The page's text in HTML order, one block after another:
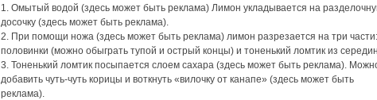
1. Омытый водой (здесь может быть реклама) Лимон укладывается на
досочку (здесь может быть реклама).
2. При помощи ножа (здесь может быть реклама) лимон разрезается на три
половинки (можно обыграть тупой и острый концы) и тоненький ломтик из
3. Тоненький ломтик посыпается слоем сахара (здесь может быть реклама).
добавить чуть-чуть корицы и воткнуть «вилочку от канапе» (здесь может быть
реклама).